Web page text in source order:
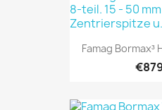
Famag Bormax³